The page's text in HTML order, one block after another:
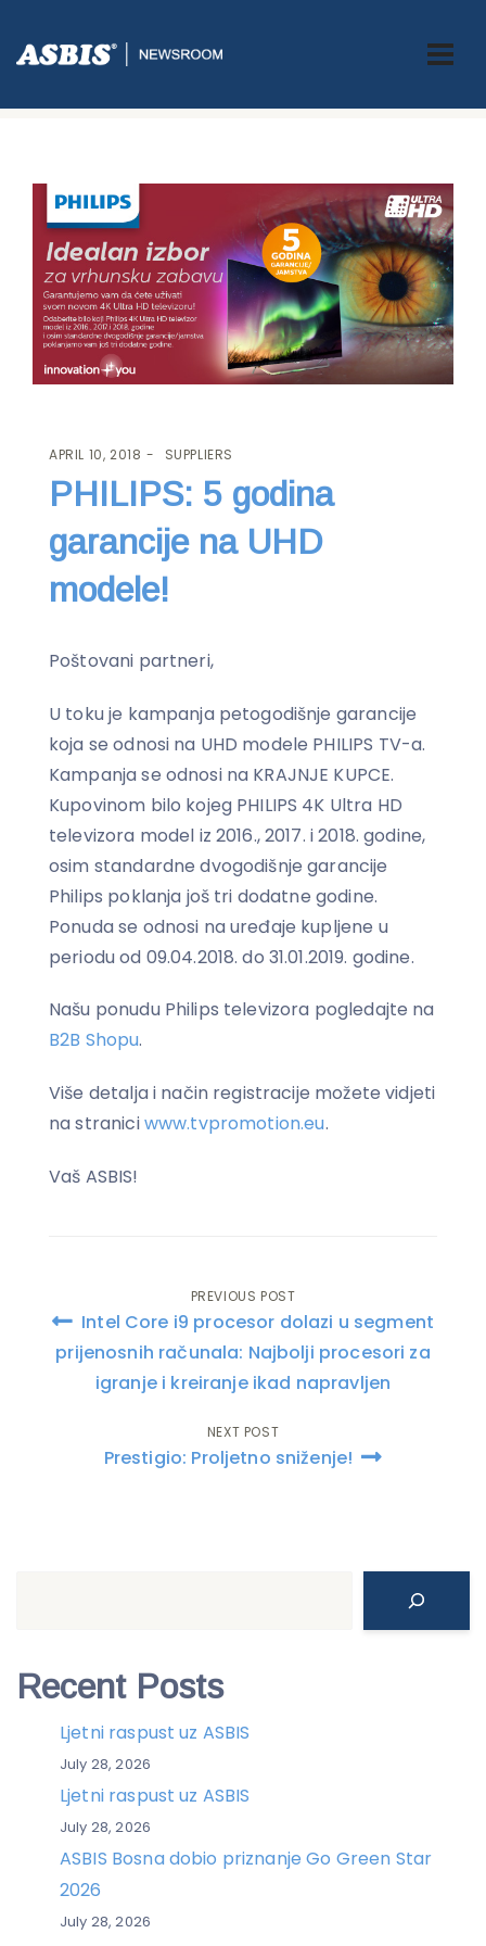
ASBIS.BA>SUPPLIERS> PHILIPS: 5 GODINA GARANCIJE NA UHD
APRIL 10, 2018 SUPPLIERS
PHILIPS: 5 godina
garancije na UHD
modele!
Poštovani partneri,
U toku je kampanja petogodišnje garancije
koja se odnosi na UHD modele PHILIPS TV-a.
Kampanja se odnosi na KRAJNJE KUPCE.
Kupovinom bilo kojeg PHILIPS 4K Ultra HD
televizora model iz 2016., 2017. i 2018. godine,
osim standardne dvogodišnje garancije
Philips poklanja još tri dodatne godine.
Ponuda se odnosi na uređaje kupljene u
periodu od 09.04.2018. do 31.01.2019. godine.
Našu ponudu Philips televizora pogledajte na
B2B Shopu.
Više detalja i način registracije možete vidjeti
na straniciwww.tvpromotion.eu.
Vaš ASBIS!
Post
navigation
PREVIOUS POST
Intel Core i9 procesor dolazi u segment
prijenosnih računala: Najbolji procesori za
igranje i kreiranje ikad napravljen
NEXT POST
Prestigio: Proljetno sniženje!
Recent Posts
Ljetni raspust uz ASBIS
July 28, 2026
Ljetni raspust uz ASBIS
July 28, 2026
ASBIS Bosna dobio priznanje Go Green Star
2026
July 28, 2026